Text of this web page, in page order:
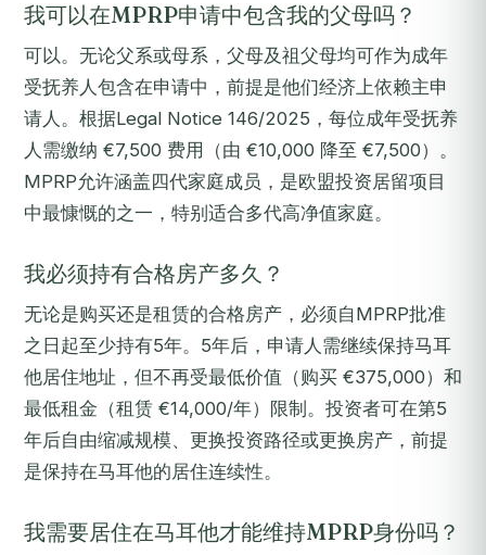
我可以在MPRP申请中包含我的父母吗？
可以。无论父系或母系，父母及祖父母均可作为成年
受抚养人包含在申请中，前提是他们经济上依赖主申
请人。根据Legal Notice 146/2025，每位成年受抚养
人需缴纳 €7,500 费用（由 €10,000 降至 €7,500）。
MPRP允许涵盖四代家庭成员，是欧盟投资居留项目
中最慷慨的之一，特别适合多代高净值家庭。
我必须持有合格房产多久？
无论是购买还是租赁的合格房产，必须自MPRP批准
之日起至少持有5年。5年后，申请人需继续保持马耳
他居住地址，但不再受最低价值（购买 €375,000）和
最低租金（租赁 €14,000/年）限制。投资者可在第5
年后自由缩减规模、更换投资路径或更换房产，前提
是保持在马耳他的居住连续性。
我需要居住在马耳他才能维持MPRP身份吗？